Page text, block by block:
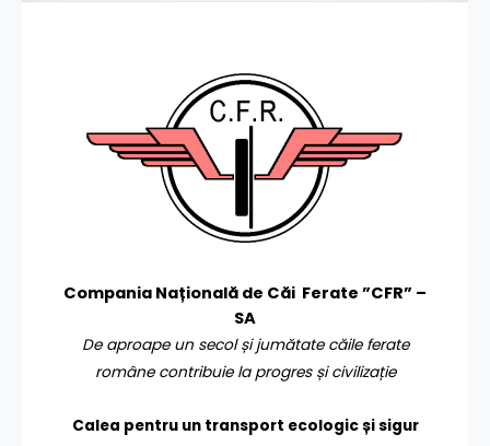
Compania Națională de Căi Ferate ”CFR” –
SA
De aproape un secol și jumătate căile ferate
române contribuie la progres și civilizație
Calea pentru un transport ecologic și sigur